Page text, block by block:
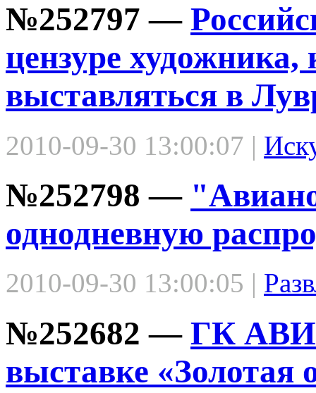
№252797 —
цензуре
выставляться в
2010-09-30 13:00:07 |
№252798 —
однодневную
2010-09-30 13:00:05 |
№252682 — ГК
выставке «Золотая